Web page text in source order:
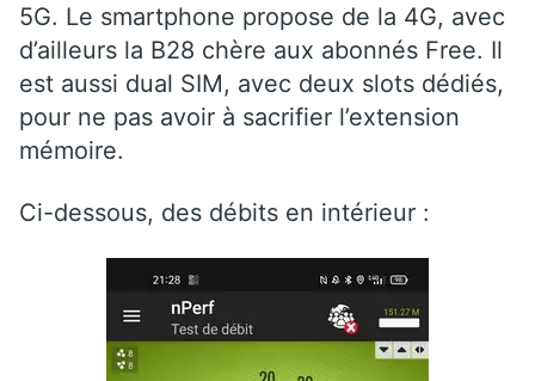
5G. Le smartphone propose de la 4G, avec
d’ailleurs la B28 chère aux abonnés Free. Il
est aussi dual SIM, avec deux slots dédiés,
pour ne pas avoir à sacrifier l’extension
mémoire.
Ci-dessous, des débits en intérieur :